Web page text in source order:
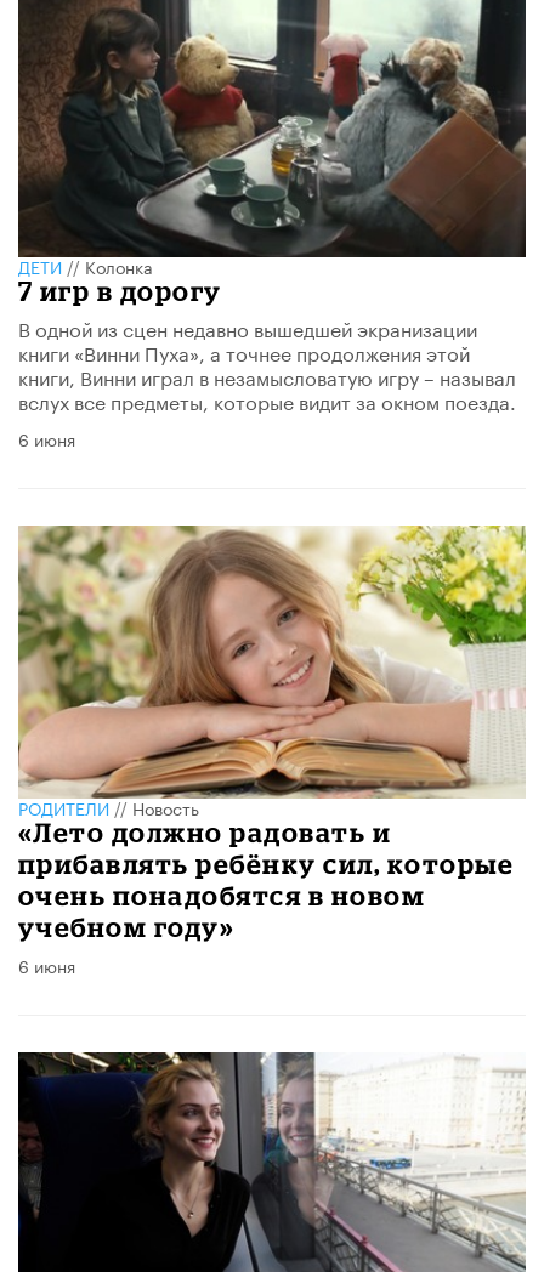
ДЕТИ//Колонка
7 игр в дорогу
В одной из сцен недавно вышедшей экранизации
книги «Винни Пуха», а точнее продолжения этой
книги, Винни играл в незамысловатую игру – называл
вслух все предметы, которые видит за окном поезда.
6 июня
РОДИТЕЛИ//Новость
«Лето должно радовать и
прибавлять ребёнку сил, которые
очень понадобятся в новом
учебном году»
6 июня